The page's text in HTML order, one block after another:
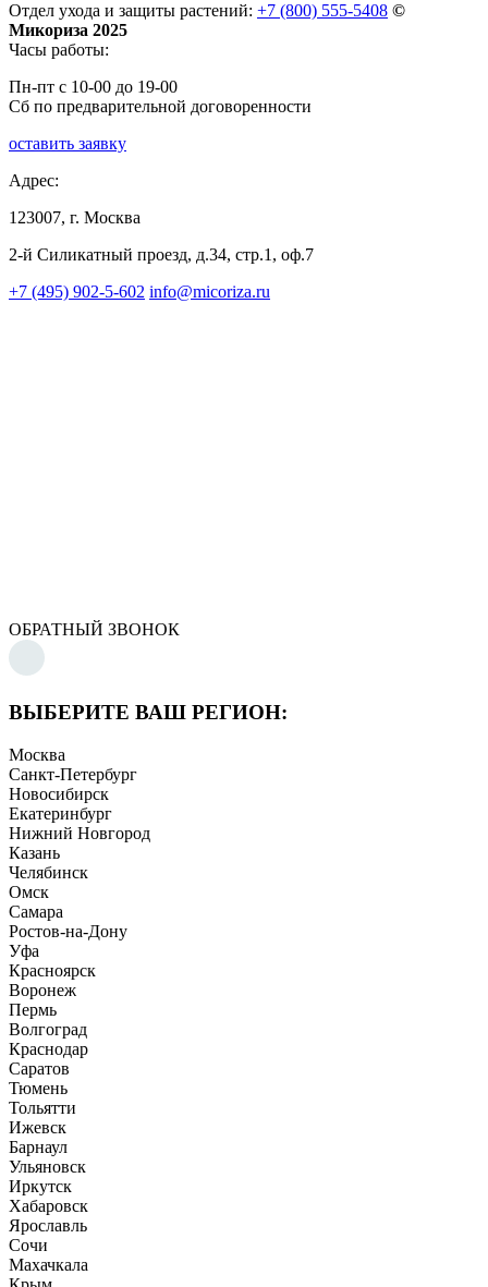
Отдел ухода и защиты растений: +7 (800) 555-5408 ©
Микориза 2025
Часы работы:
Пн-пт с 10-00 до 19-00
Сб по предварительной договоренности
оставить заявку
Адрес:
123007, г. Москва
2-й Силикатный проезд, д.34, стр.1, оф.7
+7 (495) 902-5-602 info@micoriza.ru
ОБРАТНЫЙ ЗВОНОК
ВЫБЕРИТЕ ВАШ РЕГИОН:
Москва
Санкт-Петербург
Новосибирск
Екатеринбург
Нижний Новгород
Казань
Челябинск
Омск
Самара
Ростов-на-Дону
Уфа
Красноярск
Воронеж
Пермь
Волгоград
Краснодар
Саратов
Тюмень
Тольятти
Ижевск
Барнаул
Ульяновск
Иркутск
Хабаровск
Ярославль
Сочи
Махачкала